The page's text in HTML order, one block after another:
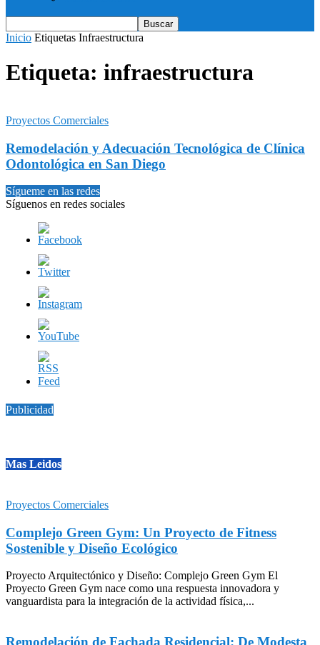
Inicio Etiquetas Infraestructura
Etiqueta: infraestructura
Proyectos Comerciales
Remodelación y Adecuación Tecnológica de Clínica
Odontológica en San Diego
Sígueme en las redes
Síguenos en redes sociales
Publicidad
Mas Leidos
Proyectos Comerciales
Complejo Green Gym: Un Proyecto de Fitness
Sostenible y Diseño Ecológico
Proyecto Arquitectónico y Diseño: Complejo Green Gym El
Proyecto Green Gym nace como una respuesta innovadora y
vanguardista para la integración de la actividad física,...
Remodelación de Fachada Residencial: De Modesta